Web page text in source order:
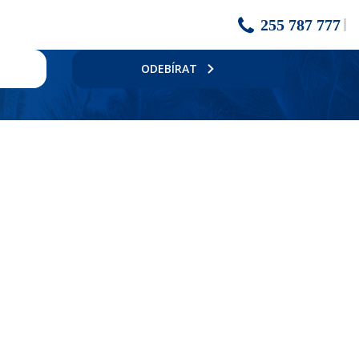
255 787 777
jídlem, 4 bary, plážový servis, 2 bazény, obchod, směnárna.
ODEBÍRAT